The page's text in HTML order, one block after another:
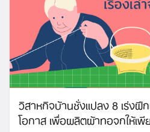
วิสาหกิจบ้านชั่งแปลง 8 เร่ง
โอกาส เพื่อผลิตผ้าทอจกให้เ